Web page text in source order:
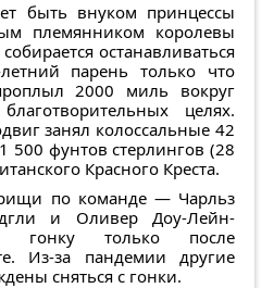
быть внуком принцессы
племянником королевы
останавливаться
парень только что
2000 миль вокруг
целях.
занял колоссальные 42
500 фунтов стерлингов (28
Красного Креста.
по команде — Чарльз
и Оливер Доу-Лейн-
гонку только после
Из-за пандемии другие
сняться с гонки.